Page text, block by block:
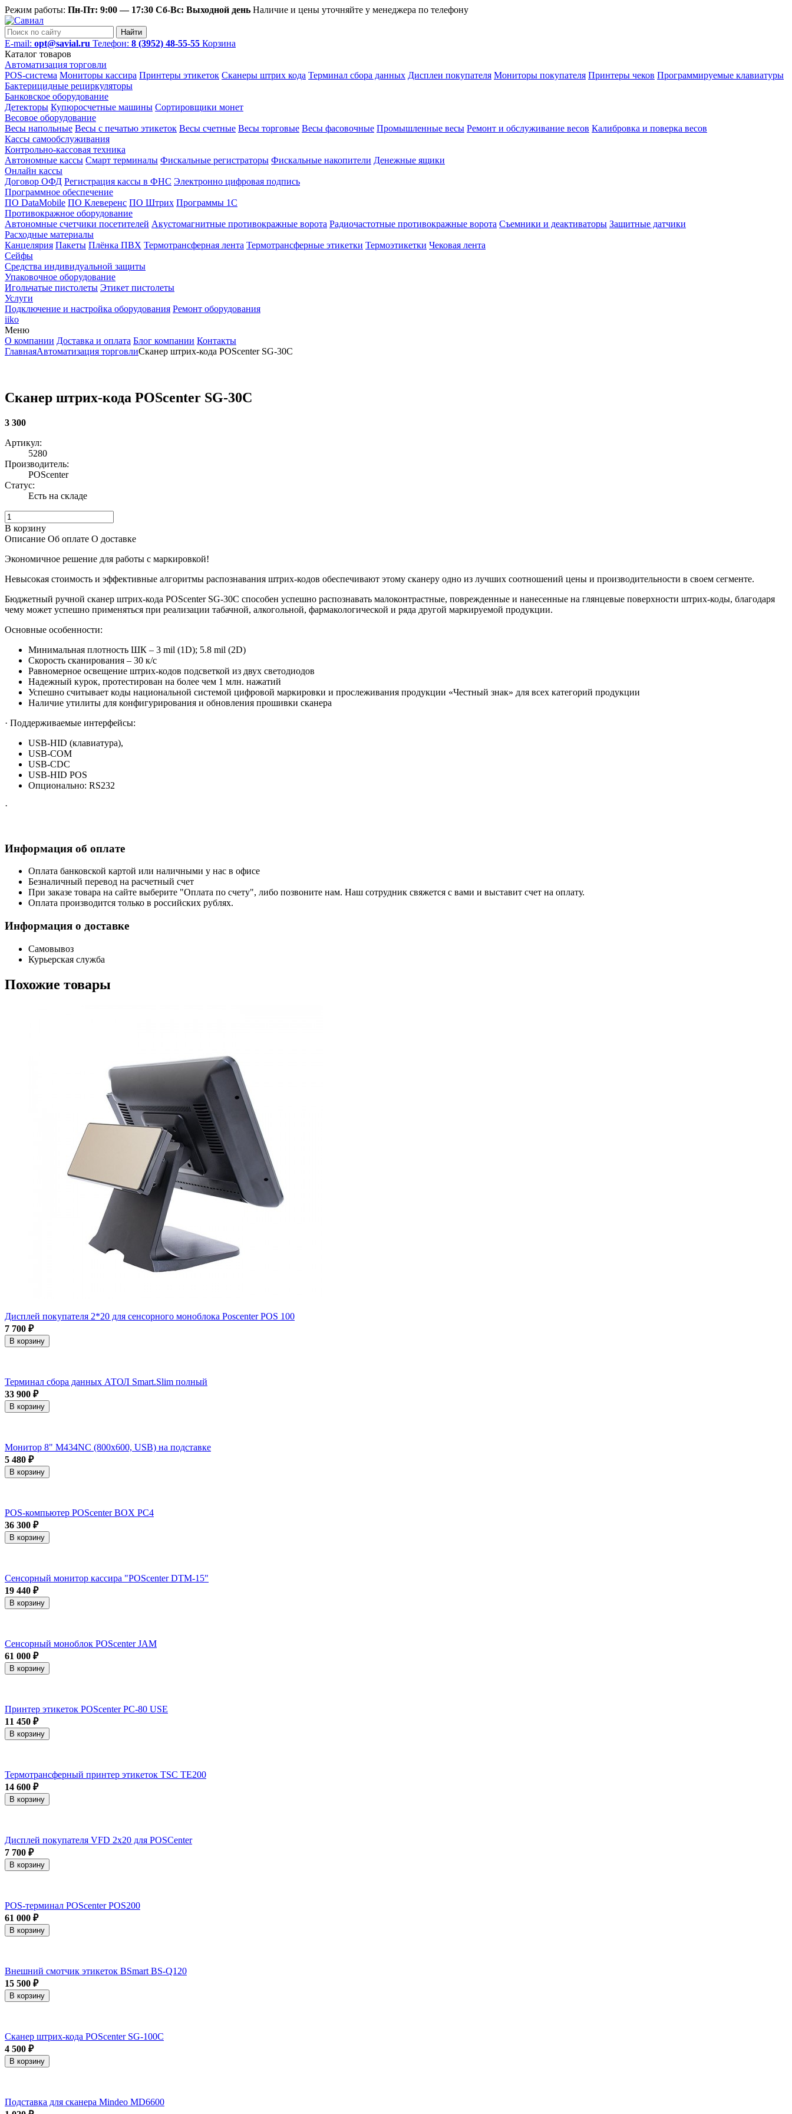
Режим работы: Пн-Пт: 9:00 — 17:30 Сб-Вс: Выходной день Наличие и цены уточняйте у менеджера по телефону
Найти
E-mail: opt@savial.ru Телефон: 8 (3952) 48-55-55 Корзина
Каталог товаров
Автоматизация торговли
POS-система Мониторы кассира Принтеры этикеток Сканеры штрих кода Терминал сбора данных Дисплеи покупателя Мониторы покупателя Принтеры чеков Программируемые клавиатуры
Бактерицидные рециркуляторы
Банковское оборудование
Детекторы Купюросчетные машины Сортировщики монет
Весовое оборудование
Весы напольные Весы с печатью этикеток Весы счетные Весы торговые Весы фасовочные Промышленные весы Ремонт и обслуживание весов Калибровка и поверка весов
Кассы самообслуживания
Контрольно-кассовая техника
Автономные кассы Смарт терминалы Фискальные регистраторы Фискальные накопители Денежные ящики
Онлайн кассы
Договор ОФД Регистрация кассы в ФНС Электронно цифровая подпись
Программное обеспечение
ПО DataMobile ПО Клеверенс ПО Штрих Программы 1С
Противокражное оборудование
Автономные счетчики посетителей Акустомагнитные противокражные ворота Радиочастотные противокражные ворота Съемники и деактиваторы Защитные датчики
Расходные материалы
Канцелярия Пакеты Плёнка ПВХ Термотрансферная лента Термотрансферные этикетки Термоэтикетки Чековая лента
Сейфы
Средства индивидуальной защиты
Упаковочное оборудование
Игольчатые пистолеты Этикет пистолеты
Услуги
Подключение и настройка оборудования Ремонт оборудования
iiko
Меню
О компании Доставка и оплата Блог компании Контакты
ГлавнаяАвтоматизация торговлиСканер штрих-кода POScenter SG-30C
Сканер штрих-кода POScenter SG-30C
3 300
Артикул:
5280
Производитель:
POScenter
Статус:
Есть на складе
В корзину
Описание Об оплате О доставке
Экономичное решение для работы с маркировкой!
Невысокая стоимость и эффективные алгоритмы распознавания штрих-кодов обеспечивают этому сканеру одно из лучших соотношений цены и производительности в своем сегменте.
Бюджетный ручной сканер штрих-кода POScenter SG-30C способен успешно распознавать малоконтрастные, поврежденные и нанесенные на глянцевые поверхности штрих-коды, благодаря
чему может успешно применяться при реализации табачной, алкогольной, фармакологической и ряда другой маркируемой продукции.
Основные особенности:
Минимальная плотность ШК – 3 mil (1D); 5.8 mil (2D)
Скорость сканирования – 30 к/с
Равномерное освещение штрих-кодов подсветкой из двух светодиодов
Надежный курок, протестирован на более чем 1 млн. нажатий
Успешно считывает коды национальной системой цифровой маркировки и прослеживания продукции «Честный знак» для всех категорий продукции
Наличие утилиты для конфигурирования и обновления прошивки сканера
· Поддерживаемые интерфейсы:
USB-HID (клавиатура),
USB-COM
USB-CDC
USB-HID POS
Опционально: RS232
·
Информация об оплате
Оплата банковской картой или наличными у нас в офисе
Безналичный перевод на расчетный счет
При заказе товара на сайте выберите "Оплата по счету", либо позвоните нам. Наш сотрудник свяжется с вами и выставит счет на оплату.
Оплата производится только в российских рублях.
Информация о доставке
Самовывоз
Курьерская служба
Похожие товары
Дисплей покупателя 2*20 для сенсорного моноблока Poscenter POS 100
7 700 ₽
В корзину
Терминал сбора данных АТОЛ Smart.Slim полный
33 900 ₽
В корзину
Монитор 8" M434NC (800x600, USB) на подставке
5 480 ₽
В корзину
POS-компьютер POScenter BOX PC4
36 300 ₽
В корзину
Сенсорный монитор кассира "POScenter DTM-15"
19 440 ₽
В корзину
Сенсорный моноблок POScenter JAM
61 000 ₽
В корзину
Принтер этикеток POScenter PC-80 USE
11 450 ₽
В корзину
Термотрансферный принтер этикеток TSC TE200
14 600 ₽
В корзину
Дисплей покупателя VFD 2x20 для POSCenter
7 700 ₽
В корзину
POS-терминал POScenter POS200
61 000 ₽
В корзину
Внешний смотчик этикеток BSmart BS-Q120
15 500 ₽
В корзину
Сканер штрих-кода POScenter SG-100C
4 500 ₽
В корзину
Подставка для сканера Mindeo MD6600